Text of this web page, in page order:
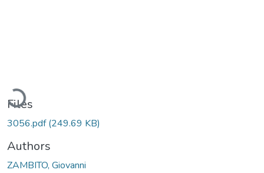
Files
3056.pdf(249.69 KB)
Authors
ZAMBITO, Giovanni